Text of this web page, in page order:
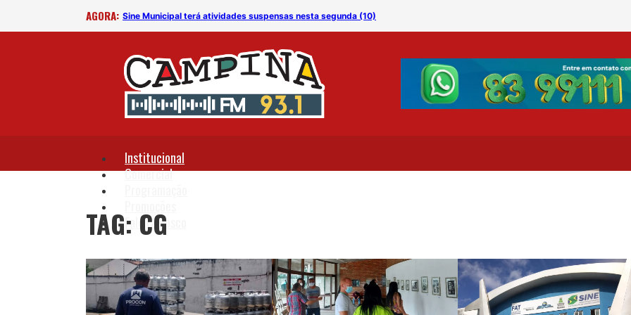
AGORA: Sine Municipal terá atividades suspensas nesta segunda (10) Na volta do feriadão,
Institucional
Comercial
Fale Conosco
TAG: CG